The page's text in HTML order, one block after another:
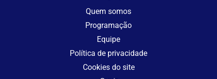
Quem somos
Programação
Equipe
Política de privacidade
Cookies do site